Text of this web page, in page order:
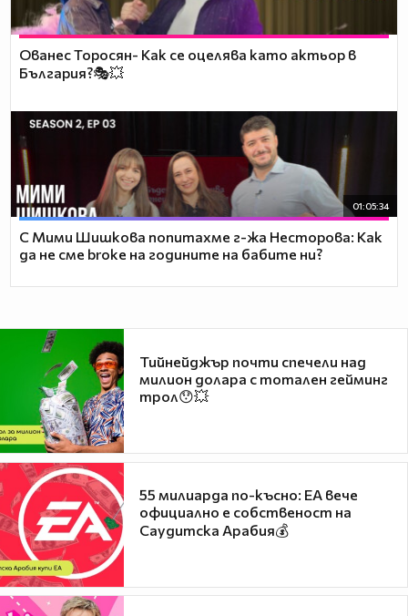
Ованес Торосян- Как се оцелява като актьор в
България?🎭💥
01:05:34
С Мими Шишкова попитахме г-жа Несторова: Как
да не сме broke на годините на бабите ни?
Тийнейджър почти спечели над
милион долара с тотален гейминг
трол😯💥
55 милиарда по-късно: EA вече
официално е собственост на
Саудитска Арабия💰